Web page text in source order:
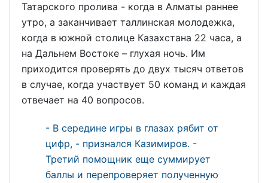
Татарского пролива - когда в Алматы раннее
утро, а заканчивает таллинская молодежка,
когда в южной столице Казахстана 22 часа, а
на Дальнем Востоке – глухая ночь. Им
приходится проверять до двух тысяч ответов
в случае, когда участвует 50 команд и каждая
отвечает на 40 вопросов.
- В середине игры в глазах рябит от
цифр, - признался Казимиров. -
Третий помощник еще суммирует
баллы и перепроверяет полученную